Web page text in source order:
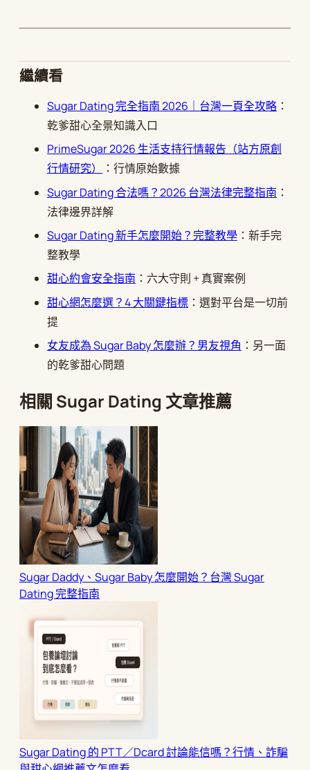
繼續看
Sugar Dating 完全指南 2026｜台灣一頁全攻略 ：
乾爹甜心全景知識入口
PrimeSugar 2026 生活支持行情報告（站方原創
行情研究）
：行情原始數據
Sugar Dating 合法嗎？2026 台灣法律完整指南 ：
法律邊界詳解
Sugar Dating 新手怎麼開始？完整教學 ：新手完
整教學
甜心約會安全指南 ：六大守則 + 真實案例
甜心網怎麼選？4 大關鍵指標 ：選對平台是一切前
提
女友成為 Sugar Baby 怎麼辦？男友視角 ：另一面
的乾爹甜心問題
相關 Sugar Dating 文章推薦
Sugar Daddy、Sugar Baby 怎麼開始？台灣 Sugar
Dating 完整指南
Sugar Dating 的 PTT／Dcard 討論能信嗎？行情、詐騙